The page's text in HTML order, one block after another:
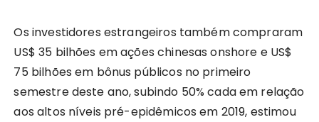
Os investidores estrangeiros também compraram
US$ 35 bilhões em ações chinesas onshore e US$
75 bilhões em bônus públicos no primeiro
semestre deste ano, subindo 50% cada em relação
aos altos níveis pré-epidêmicos em 2019, estimou